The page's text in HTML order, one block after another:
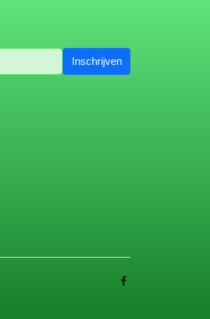
Inschrijven